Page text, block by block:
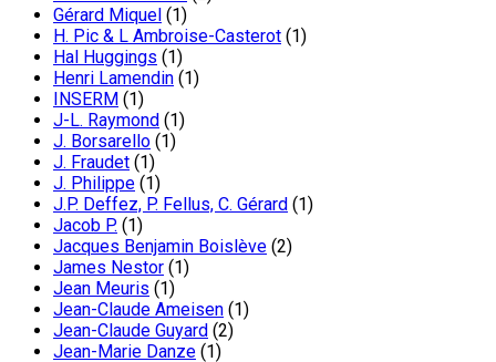
Gérard Miquel (1)
H. Pic & L Ambroise-Casterot (1)
Hal Huggings (1)
Henri Lamendin (1)
INSERM (1)
J-L. Raymond (1)
J. Borsarello (1)
J. Fraudet (1)
J. Philippe (1)
J.P. Deffez, P. Fellus, C. Gérard (1)
Jacob P. (1)
Jacques Benjamin Boislève (2)
James Nestor (1)
Jean Meuris (1)
Jean-Claude Ameisen (1)
Jean-Claude Guyard (2)
Jean-Marie Danze (1)